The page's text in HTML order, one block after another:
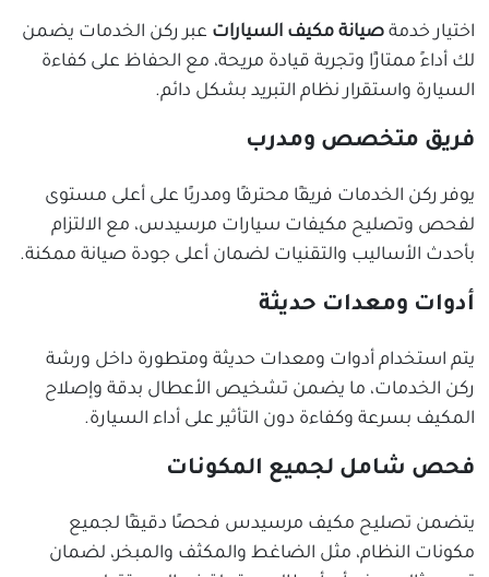
اختيار خدمةصيانة مكيف السيارات عبر ركن الخدمات يضمن
لك أداءً ممتازًا وتجربة قيادة مريحة، مع الحفاظ على كفاءة
السيارة واستقرار نظام التبريد بشكل دائم.
فريق متخصص ومدرب
يوفر ركن الخدمات فريقًا محترفًا ومدربًا على أعلى مستوى
لفحص وتصليح مكيفات سيارات مرسيدس، مع الالتزام
بأحدث الأساليب والتقنيات لضمان أعلى جودة صيانة ممكنة.
أدوات ومعدات حديثة
يتم استخدام أدوات ومعدات حديثة ومتطورة داخل ورشة
ركن الخدمات، ما يضمن تشخيص الأعطال بدقة وإصلاح
المكيف بسرعة وكفاءة دون التأثير على أداء السيارة.
فحص شامل لجميع المكونات
يتضمن تصليح مكيف مرسيدس فحصًا دقيقًا لجميع
مكونات النظام، مثل الضاغط والمكثف والمبخر، لضمان